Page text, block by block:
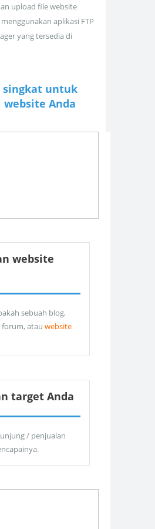
upload file website
aplikasi FTP
yang tersedia di
singkat untuk
Anda
website
sebuah blog,
atau website
target Anda
/ penjualan